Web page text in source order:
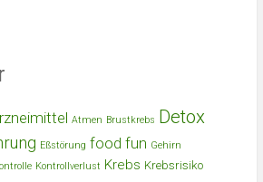
Atmen Brustkrebs Detox
Eßstörung food fun Gehirn
Kontrollverlust Krebs Krebsrisiko